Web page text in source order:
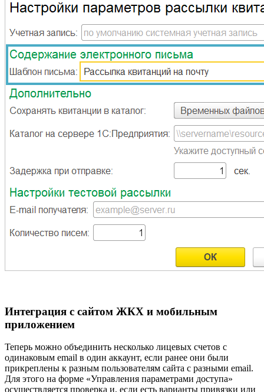
Интеграция с сайтом ЖКХ и мобильным
приложением
Теперь можно объединить несколько лицевых счетов с
одинаковым email в один аккаунт, если ранее они были
прикреплены к разным пользователям сайта с разными email.
Для этого на форме «Управления параметрами доступа»
осуществляется проверка и, если есть варианты привязки или